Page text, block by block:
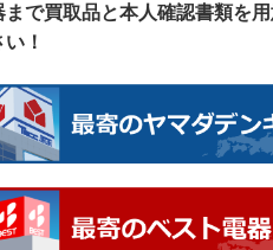
まで買取品と本人確認書類を
！